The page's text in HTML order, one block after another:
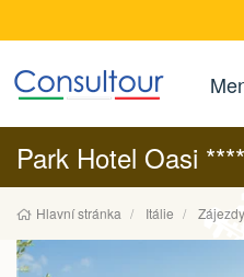
Park Hotel Oasi
Hlavní stránka Itálie Zájezdy